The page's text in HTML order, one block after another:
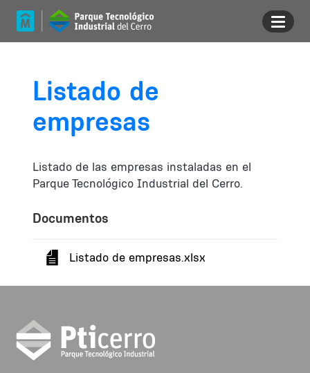
Pasar al contenido principal
Listado de
empresas
Listado de las empresas instaladas en el
Parque Tecnológico Industrial del Cerro.
Documentos
Documento
Listado de empresas.xlsx